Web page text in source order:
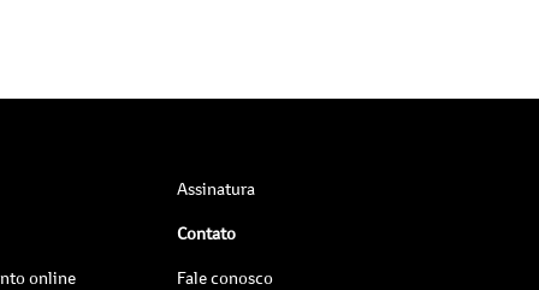
online
Assinatura
Contato
Fale conosco